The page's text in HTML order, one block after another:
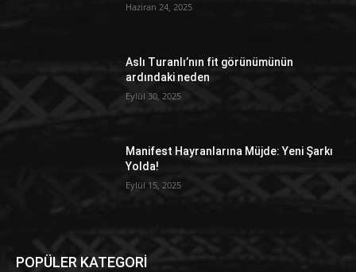
Haziran 24, 2025
Aslı Turanlı’nın fit görünümünün
ardındaki neden
Eylül 30, 2025
Manifest Hayranlarına Müjde: Yeni Şarkı
Yolda!
Eylül 15, 2025
POPÜLER KATEGORİ